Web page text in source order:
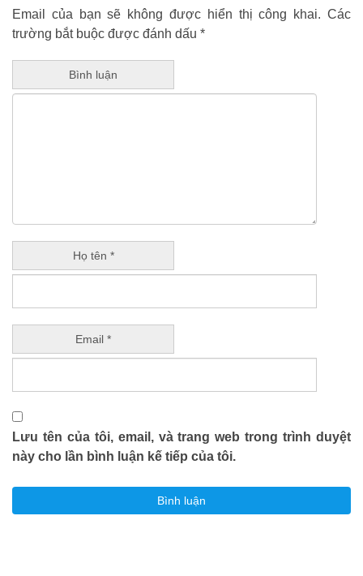
Email của bạn sẽ không được hiển thị công khai. Các
trường bắt buộc được đánh dấu *
Bình luận
Họ tên *
Email *
Lưu tên của tôi, email, và trang web trong trình duyệt
này cho lần bình luận kế tiếp của tôi.